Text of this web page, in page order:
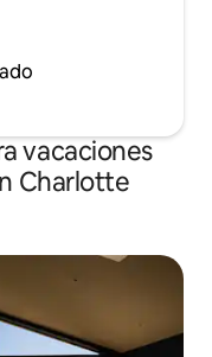
vacaciones
Charlotte